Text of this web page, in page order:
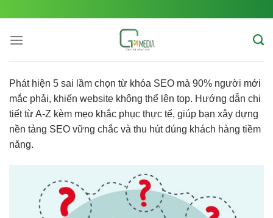
content
Phát hiện 5 sai lầm chọn từ khóa SEO mà 90% người mới
mắc phải, khiến website không thể lên top. Hướng dẫn chi
tiết từ A-Z kèm mẹo khắc phục thực tế, giúp bạn xây dựng
nền tảng SEO vững chắc và thu hút đúng khách hàng tiềm
năng.